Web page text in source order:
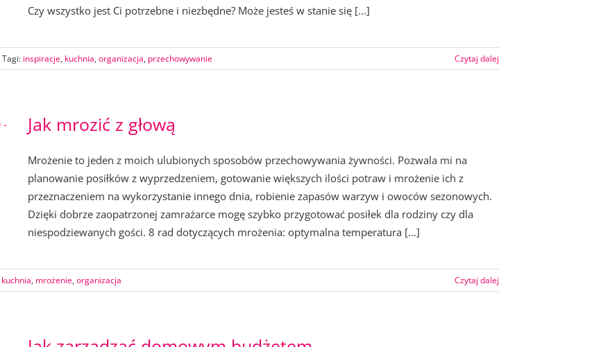
Czy wszystko jest Ci potrzebne i niezbędne? Może jesteś w stanie się [...]
Tagi: inspiracje, kuchnia, organizacja, przechowywanie Czytaj dalej
Jak mrozić z głową
Mrożenie to jeden z moich ulubionych sposobów przechowywania żywności. Pozwala mi na
planowanie posiłków z wyprzedzeniem, gotowanie większych ilości potraw i mrożenie ich z
przeznaczeniem na wykorzystanie innego dnia, robienie zapasów warzyw i owoców sezonowych.
Dzięki dobrze zaopatrzonej zamrażarce mogę szybko przygotować posiłek dla rodziny czy dla
niespodziewanych gości. 8 rad dotyczących mrożenia: optymalna temperatura [...]
kuchnia, mrożenie, organizacja Czytaj dalej